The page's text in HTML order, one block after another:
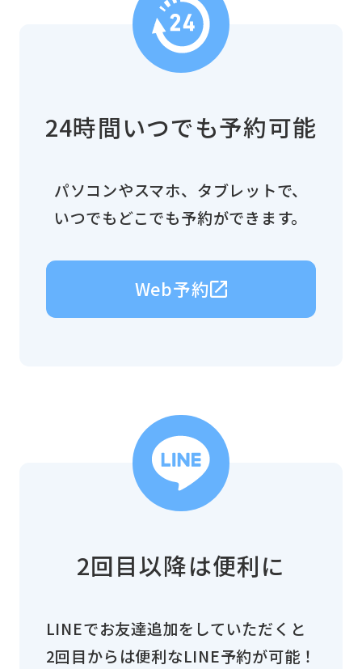
24時間いつでも予約可能
パソコンやスマホ、タブレットで、
いつでもどこでも予約ができます。
Web予約
2回目以降は便利に
LINEでお友達追加をしていただくと
2回目からは便利なLINE予約が可能！